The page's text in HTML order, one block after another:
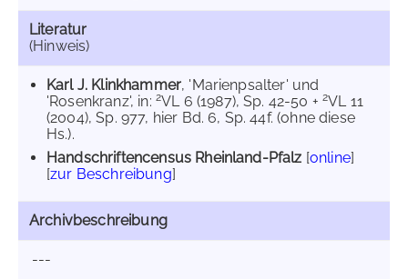
Literatur
(Hinweis)
Karl J. Klinkhammer, 'Marienpsalter' und
'Rosenkranz', in: 2VL 6 (1987), Sp. 42-50 +2VL 11
(2004), Sp. 977, hier Bd. 6, Sp. 44f. (ohne diese
Hs.).
Handschriftencensus Rheinland-Pfalz [online]
[zur Beschreibung]
Archivbeschreibung
---